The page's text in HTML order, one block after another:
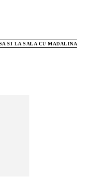
SI LA SALA CU MADALINA